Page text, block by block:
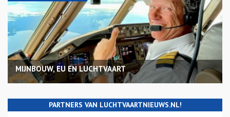
MIJNBOUW, EU EN LUCHTVAART
PARTNERS VAN LUCHTVAARTNIEUWS.NL!